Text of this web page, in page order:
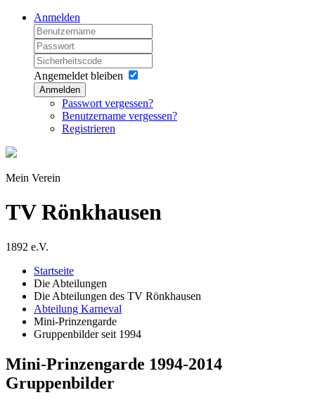
Anmelden
Angemeldet bleiben
Anmelden
Passwort vergessen?
Benutzername vergessen?
Registrieren
Mein Verein
TV Rönkhausen
1892 e.V.
Startseite
Die Abteilungen
Die Abteilungen des TV Rönkhausen
Abteilung Karneval
Mini-Prinzengarde
Gruppenbilder seit 1994
Mini-Prinzengarde 1994-2014
Gruppenbilder